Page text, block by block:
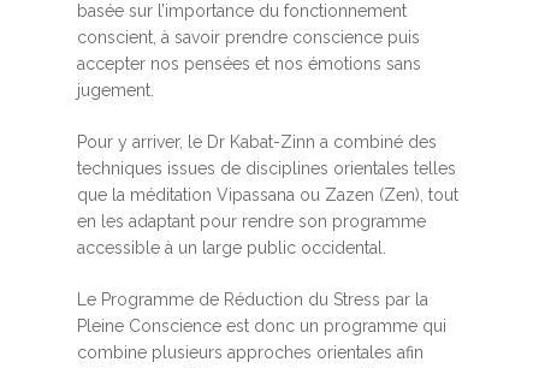
basée sur l’importance du fonctionnement
conscient, à savoir prendre conscience puis
accepter nos pensées et nos émotions sans
jugement.
Pour y arriver, le Dr Kabat-Zinn a combiné des
techniques issues de disciplines orientales telles
que la méditation Vipassana ou Zazen (Zen), tout
en les adaptant pour rendre son programme
accessible à un large public occidental.
Le Programme de Réduction du Stress par la
Pleine Conscience est donc un programme qui
combine plusieurs approches orientales afin